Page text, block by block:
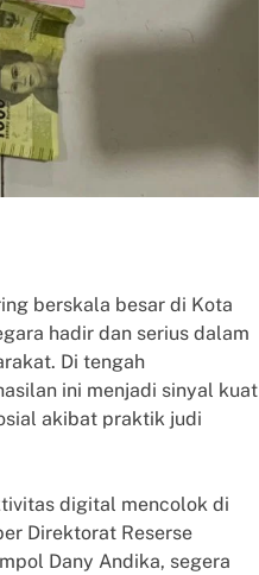
berskala besar di Kota
hadir dan serius dalam
Di tengah
ini menjadi sinyal kuat
akibat praktik judi
digital mencolok di
Direktorat Reserse
Dany Andika, segera